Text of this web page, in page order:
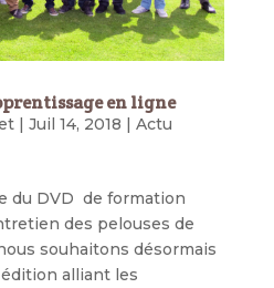
en ligne
| Juil 14, 2018 | Actu
du DVD de formation
des pelouses de
souhaitons désormais
alliant les